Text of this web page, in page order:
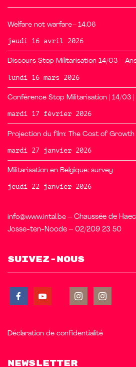
Welfare not warfare– 14.06
jeudi 16 avril 2026
Discours Stop Militarisation 14/03 –
lundi 16 mars 2026
Conférence Stop Militarisation | 14/03 |
mardi 17 février 2026
Projection du film: The Cost of Growth
mardi 27 janvier 2026
Militarisation en Belgique: survey
jeudi 22 janvier 2026
info@www.intal.be – Chaussée de
Josse-ten-Noode – 02/209 23 50
Suivez-nous
Déclaration de confidentialité
Newsletter